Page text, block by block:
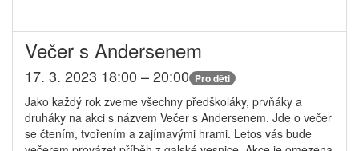
Večer s Andersenem
17. 3. 2023 18:00 – 20:00 Pro děti
Jako každý rok zveme všechny předškoláky, prvňáky a
druháky na akci s názvem Večer s Andersenem. Jde o večer
se čtením, tvořením a zajímavými hrami. Letos vás bude